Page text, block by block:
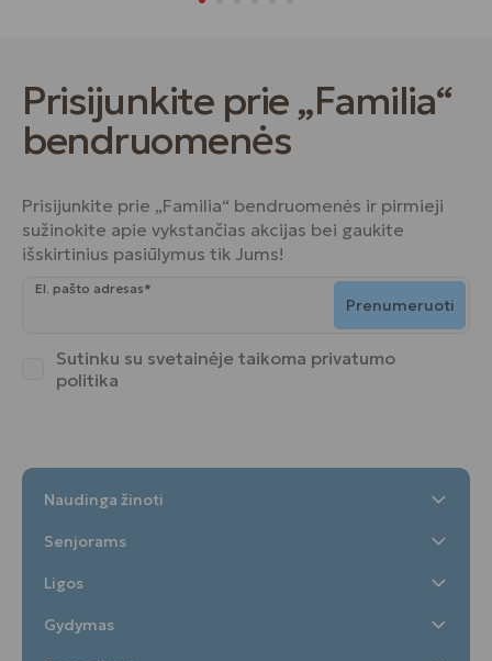
Prisijunkite prie „Familia“
bendruomenės
Prisijunkite prie „Familia“ bendruomenės ir pirmieji
sužinokite apie vykstančias akcijas bei gaukite
išskirtinius pasiūlymus tik Jums!
Prenumeruoti
El. pašto adresas*
Sutinku su svetainėje taikoma privatumo
politika
Naudinga žinoti
Senjorams
Ligos
Gydymas